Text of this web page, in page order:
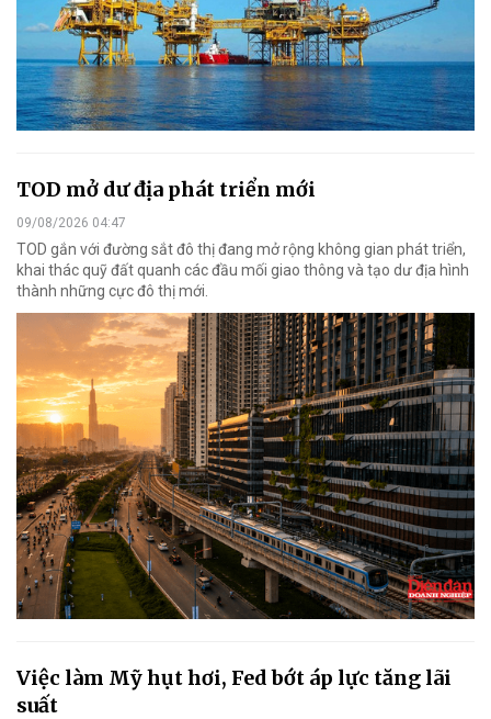
TOD mở dư địa phát triển mới
09/08/2026 04:47
TOD gắn với đường sắt đô thị đang mở rộng không gian phát triển,
khai thác quỹ đất quanh các đầu mối giao thông và tạo dư địa hình
thành những cực đô thị mới.
Việc làm Mỹ hụt hơi, Fed bớt áp lực tăng lãi
suất